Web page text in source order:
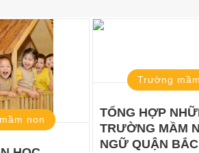
non
Trường
TỔNG HỢP
TRƯỜNG MẦM
NGỮ QUẬN